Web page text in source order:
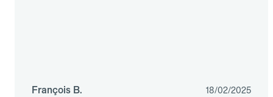
François B. 18/02/2025